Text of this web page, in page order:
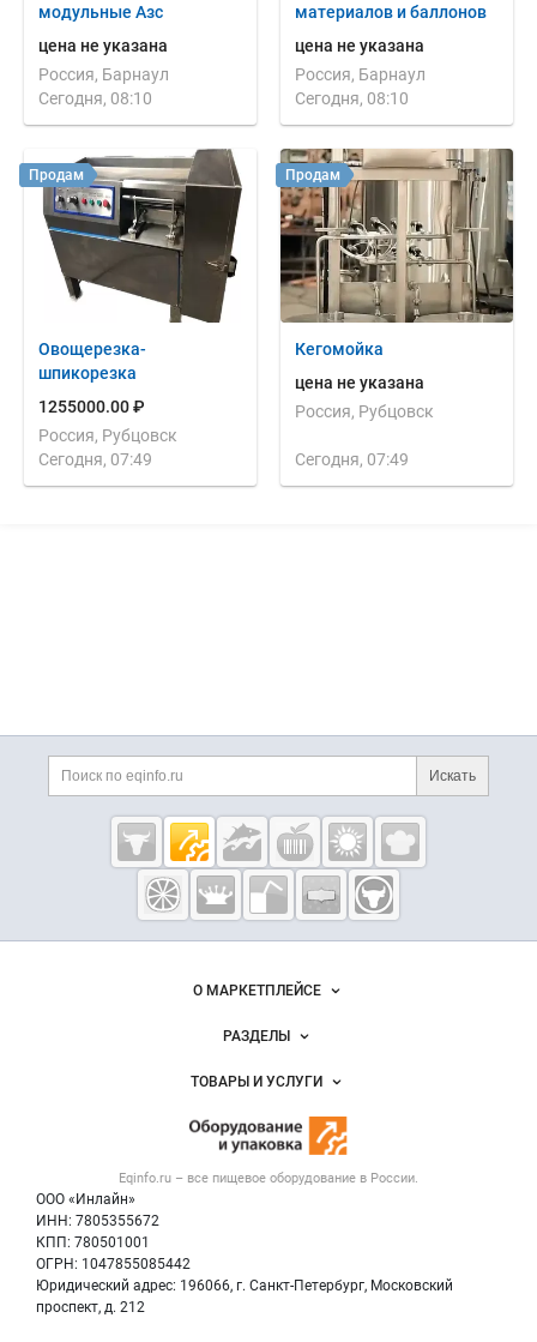
модульные Азс
цена не указана
Россия, Барнаул
Сегодня, 08:10
материалов и баллонов
цена не указана
Россия, Барнаул
Сегодня, 08:10
Овощерезка-
шпикорезка
1255000.00 ₽
Россия, Рубцовск
Сегодня, 07:49
Продам
Кегомойка
цена не указана
Россия, Рубцовск
Сегодня, 07:49
Продам
Дополнительная информация
Поиск по сайту и
Искать
Cсылки на полезные проекты
Eqinfo.ru —
пищевое
оборудование
и упаковка
Важные разделы и контакты
Eqinfo.ru – все пищевое оборудование в России.
ООО «Инлайн»
ИНН: 7805355672
КПП: 780501001
ОГРН: 1047855085442
Юридический адрес: 196066, г. Санкт-Петербург, Московский
проспект, д. 212
Навигация по сайтуО МАРКЕТПЛЕЙСЕ
Новости Eqinfo.ru
Размещение рекламы
Публичная оферта
Контактная информация
Политика обработки персональных данных
РАЗДЕЛЫ
Объявления
Вакансии
ТОВАРЫ И УСЛУГИ
Оборудование для пищепрома
Тара и упаковка
Б/у оборудование